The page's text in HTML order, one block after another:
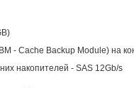
- Cache Backup Module) на
накопителей - SAS 12Gb/s